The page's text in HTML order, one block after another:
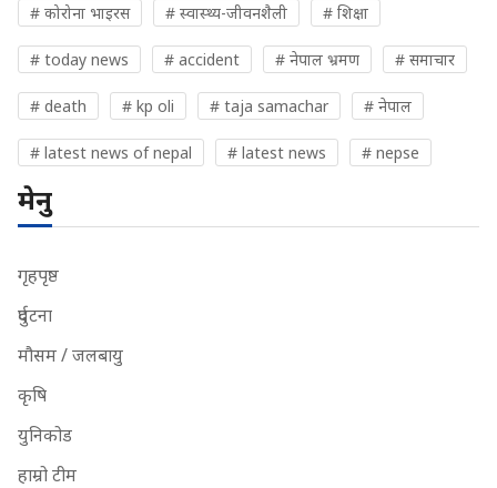
# कोरोना भाइरस # स्वास्थ्य-जीवनशैली # शिक्षा
# today news # accident # नेपाल भ्रमण # समाचार
# death # kp oli # taja samachar # नेपाल
# latest news of nepal # latest news # nepse
मेनु
गृहपृष्ठ
दुर्घटना
मौसम / जलबायु
कृषि
युनिकोड
हाम्रो टीम